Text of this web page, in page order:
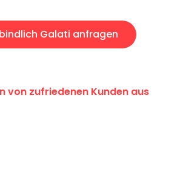
Galati anfragen
von zufriedenen Kunden aus